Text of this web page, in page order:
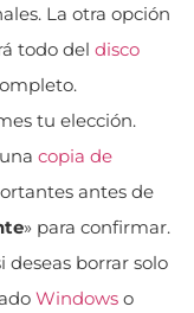
La otra opción
todo del disco
tu elección.
copia de
antes de
» para confirmar.
deseas borrar solo
Windows o